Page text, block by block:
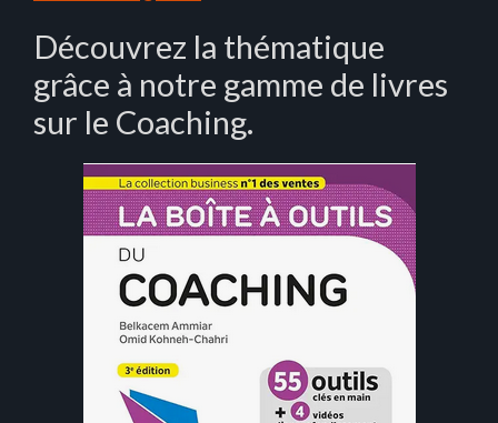
Découvrez la thématique
grâce à notre gamme de livres
sur le Coaching.